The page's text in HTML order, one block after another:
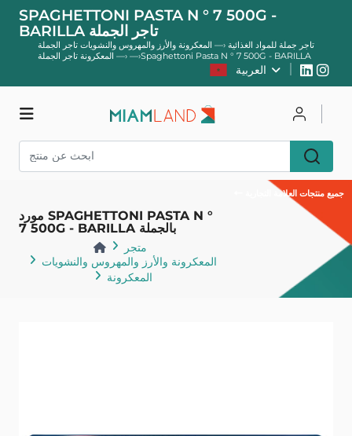
SPAGHETTONI PASTA N ° 7 500G -
BARILLA تاجر الجملة
تاجر جملة للمواد الغذائية —› المعكرونة والأرز والمهروس والنشويات تاجر الجملة
—›المعكرونة تاجر الجملة —›Spaghettoni Pasta N ° 7 500G - BARILLA
العربية
مورد SPAGHETTONI PASTA N °
7 500G - BARILLA بالجملة
متجر
المعكرونة والأرز والمهروس والنشويات
المعكرونة
جميع منتجات العلامة التجارية
عودة
متجر يتصل يسجل